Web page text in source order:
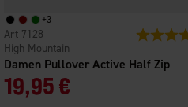
4.2 von 5 Sternen
+3
Damen Pullover Active Half Zip
High Mountain
7128
19,95 €
Bewertung: